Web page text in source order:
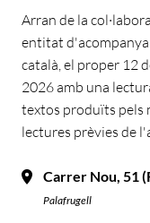
Arran de la
entitat
català, el proper 12
2026 amb una
textos produïts pels
lectures prèvies de
Carrer Nou, 51
Palafrugell